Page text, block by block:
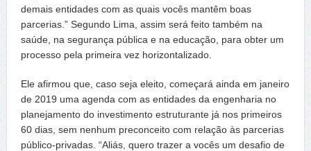
demais entidades com as quais vocês mantêm boas
parcerias.” Segundo Lima, assim será feito também na
saúde, na segurança pública e na educação, para obter um
processo pela primeira vez horizontalizado.
Ele afirmou que, caso seja eleito, começará ainda em janeiro
de 2019 uma agenda com as entidades da engenharia no
planejamento do investimento estruturante já nos primeiros
60 dias, sem nenhum preconceito com relação às parcerias
público-privadas. “Aliás, quero trazer a vocês um desafio de